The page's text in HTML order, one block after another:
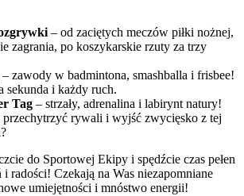
– od zaciętych meczów piłki nożnej,
zagrania, po koszykarskie rzuty za trzy
– zawody w badmintona, smashballa i frisbee!
sekunda i każdy ruch.
Tag – strzały, adrenalina i labirynt natury!
przechytrzyć rywali i wyjść zwycięsko z tej
do Sportowej Ekipy i spędźcie czas pełen
radości! Czekają na Was niezapomniane
umiejętności i mnóstwo energii!